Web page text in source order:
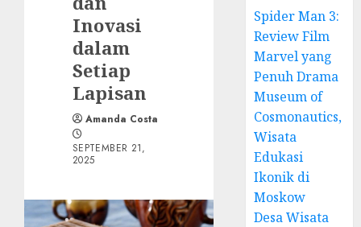
Inovasi
dalam
Setiap
Lapisan
Amanda Costa
SEPTEMBER 21,
2025
Spider Man 3:
Review Film
Marvel yang
Penuh Drama
Museum of
Cosmonautics,
Wisata
Edukasi
Ikonik di
Moskow
Desa Wisata